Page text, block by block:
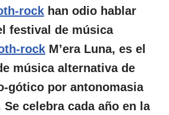
rock han odio hablar
festival de música
rock M’era Luna, es el
música alternativa de
gótico por antonomasia
celebra cada año en la